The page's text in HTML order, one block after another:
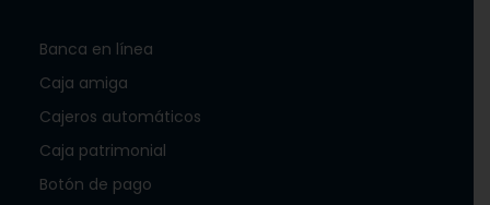
Banca en línea
Caja amiga
Cajeros automáticos
Caja patrimonial
Botón de pago